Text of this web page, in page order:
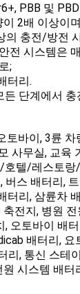
PBB 및
2배 이상이
의 충전/방전
전 시스템은
;
터리.
단계에서 충
바이, 3륜
사무실, 교육
텔/레스토
스 배터리,
리, 삼륜차
전지, 병원
오토바이 배
배터리,
리, 통신 스
시스템 배터